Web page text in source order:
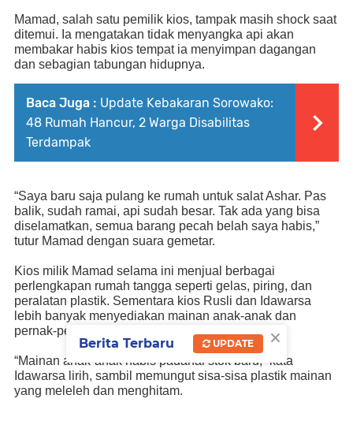
Mamad, salah satu pemilik kios, tampak masih shock saat
ditemui. Ia mengatakan tidak menyangka api akan
membakar habis kios tempat ia menyimpan dagangan
dan sebagian tabungan hidupnya.
Baca Juga : Update Kebakaran Sorowako:
48 Rumah Hancur, 2 Warga Disabilitas
Terdampak
“Saya baru saja pulang ke rumah untuk salat Ashar. Pas
balik, sudah ramai, api sudah besar. Tak ada yang bisa
diselamatkan, semua barang pecah belah saya habis,”
tutur Mamad dengan suara gemetar.
Kios milik Mamad selama ini menjual berbagai
perlengkapan rumah tangga seperti gelas, piring, dan
peralatan plastik. Sementara kios Rusli dan Idawarsa
lebih banyak menyediakan mainan anak-anak dan
pernak-pernik pasar.
“Mainan anak-anak habis padahal stok baru, ” kata
Idawarsa lirih, sambil memungut sisa-sisa plastik mainan
yang meleleh dan menghitam.
×
Berita Terbaru UPDATE